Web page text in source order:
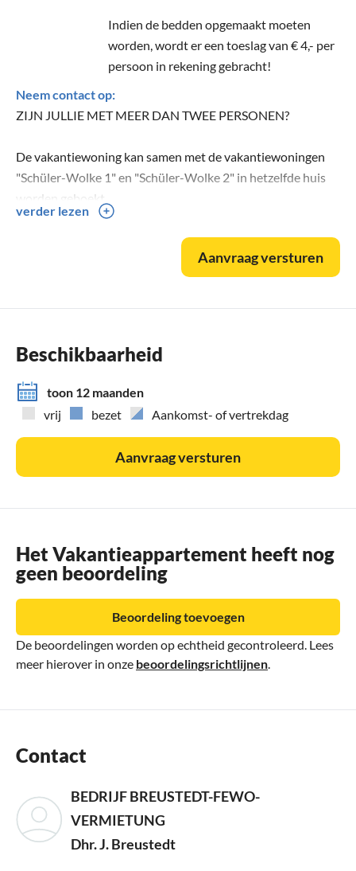
Indien de bedden opgemaakt moeten
worden, wordt er een toeslag van € 4,- per
persoon in rekening gebracht!
Neem contact op:
ZIJN JULLIE MET MEER DAN TWEE PERSONEN?
De vakantiewoning kan samen met de vakantiewoningen
"Schüler-Wolke 1" en "Schüler-Wolke 2" in hetzelfde huis
worden geboekt.
verder lezen
Aanvraag versturen
Beschikbaarheid
toon 12 maanden
vrij
bezet Aankomst- of vertrekdag
Aanvraag versturen
Het Vakantieappartement heeft nog
geen beoordeling
De beoordelingen worden op echtheid gecontroleerd. Lees
meer hierover in onze beoordelingsrichtlijnen
Beoordeling toevoegen
Contact
BEDRIJF BREUSTEDT-FEWO-
VERMIETUNG
Dhr. J. Breustedt